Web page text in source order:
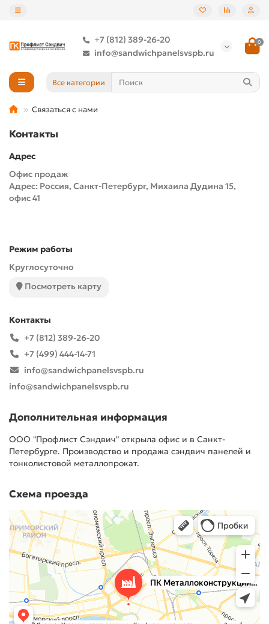
+7 (812) 389-26-20
info@sandwichpanelsvspb.ru
0
Все категории
Связаться с нами
Контакты
Адрес
Офис продаж
Адрес: Россия, Санкт-Петербург, Михаила Дудина 15,
офис 41
Режим работы
Круглосуточно
Посмотреть карту
Контакты
+7 (812) 389-26-20
+7 (499) 444-14-71
info@sandwichpanelsvspb.ru
info@sandwichpanelsvspb.ru
Дополнительная информация
ООО "Профлист Сэндвич" открыла офис и в Санкт-
Петербурге. Производство и продажа сэндвич панелей и
тонколистовой металлопрокат.
Схема проезда